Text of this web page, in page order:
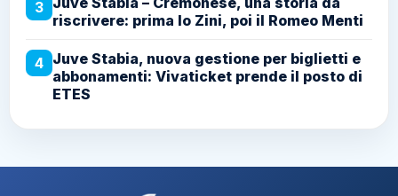
3
riscrivere: prima lo Zini, poi il Romeo Menti
4 Juve Stabia, nuova gestione per biglietti e
abbonamenti: Vivaticket prende il posto di
ETES